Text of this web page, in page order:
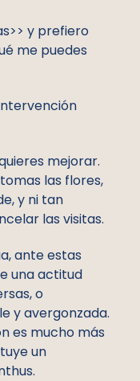
y prefiero
me puedes
mejorar.
las flores,
y ni tan
las visitas.
ante estas
una actitud
o
y avergonzada.
es mucho más
un